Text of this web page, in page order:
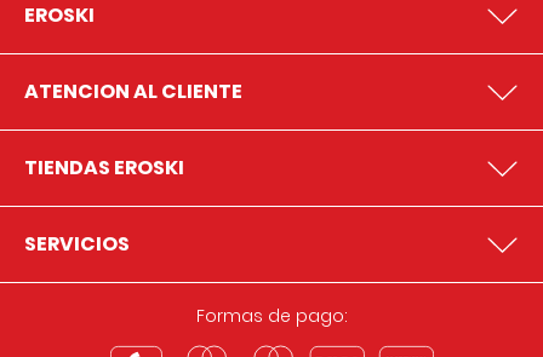
EROSKI
ATENCION AL CLIENTE
TIENDAS EROSKI
SERVICIOS
Formas de pago: